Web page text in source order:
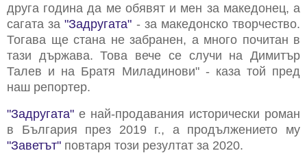
друга година да ме обявят и мен за македонец, а
сагата за"Задругата" - за македонско творчество.
Тогава ще стана не забранен, а много почитан в
тази държава. Това вече се случи на Димитър
Талев и на Братя Миладинови" - каза той пред
наш репортер.
"Задругата" е най-продавания исторически роман
в България през 2019 г., а продължението му
"Заветът" повтаря този резултат за 2020.